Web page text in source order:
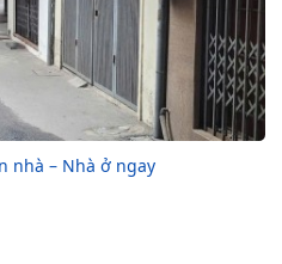
nhà – Nhà ở ngay